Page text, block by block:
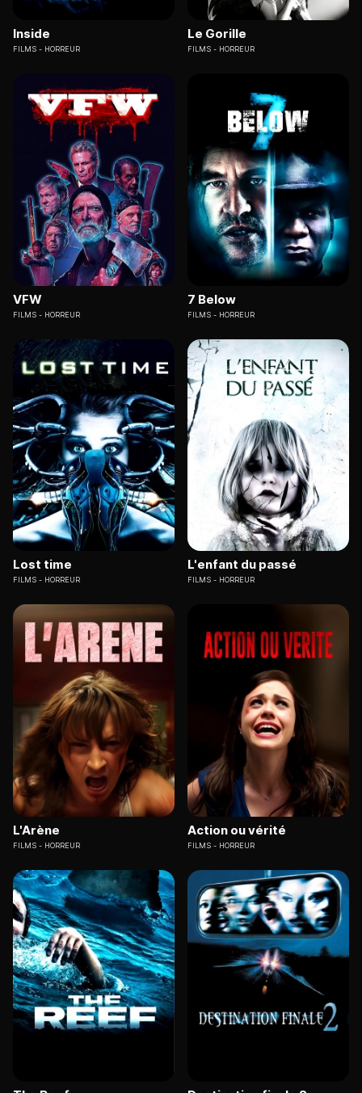
Inside
FILMS HORREUR
Le Gorille
FILMS HORREUR
VFW
FILMS HORREUR
7 Below
FILMS HORREUR
Lost time
FILMS HORREUR
L'enfant du passé
FILMS HORREUR
L'Arène
FILMS HORREUR
Action ou vérité
FILMS HORREUR